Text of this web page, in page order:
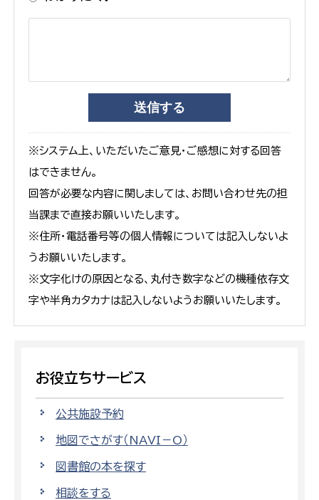
※システム上、いただいたご意見・ご感想に対する回答
はできません。
回答が必要な内容に関しましては、お問い合わせ先の担
当課まで直接お願いいたします。
※住所・電話番号等の個人情報については記入しないよ
うお願いいたします。
※文字化けの原因となる、丸付き数字などの機種依存文
字や半角カタカナは記入しないようお願いいたします。
お役立ちサービス
公共施設予約
地図でさがす（NAVI－O）
図書館の本を探す
相談をする